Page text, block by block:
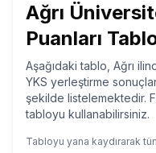
Ağrı
Puanları
Aşağıdaki tablo, Ağrı
YKS yerleştirme
şekilde listelemektedir.
tabloyu kullanabilirsiniz.
Tabloyu yana kaydırarak